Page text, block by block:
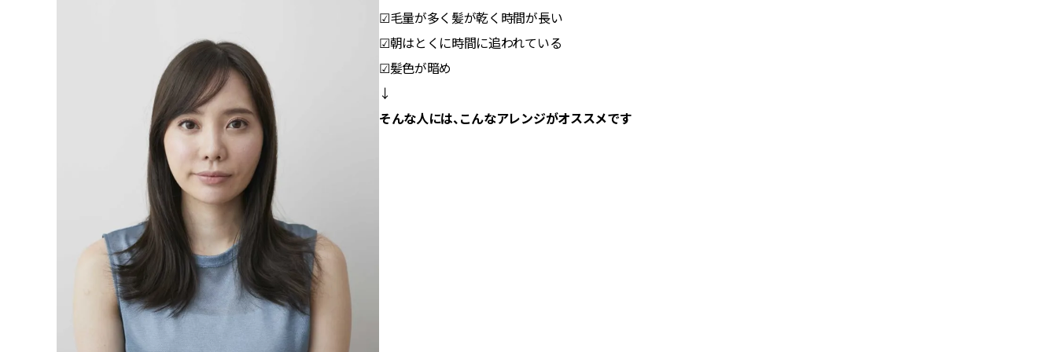
☑毛量が多く髪が乾く時間が長い
☑朝はとくに時間に追われている
☑髪色が暗め
↓
そんな人には、こんなアレンジがオススメです